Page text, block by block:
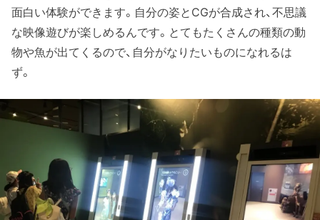
面白い体験ができます。自分の姿とCGが合成され、不思議
な映像遊びが楽しめるんです。とてもたくさんの種類の動
物や魚が出てくるので、自分がなりたいものになれるは
ず。